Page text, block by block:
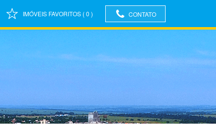
IMÓVEIS FAVORITOS (0 ) CONTATO